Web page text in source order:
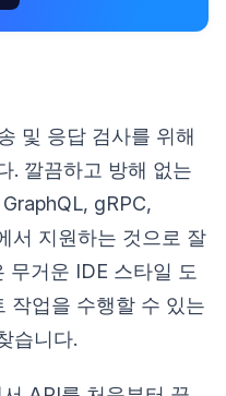
및 응답 검사를 위해
. 깔끔하고 방해 없는
gRPC,
서 지원하는 것으로 잘
무거운 IDE 스타일 도
작업을 수행할 수 있는
습니다.